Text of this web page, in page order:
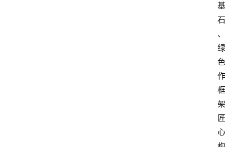
基
石
、
绿
色
作
框
架
匠
心